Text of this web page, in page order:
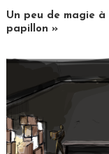
Un peu de magie à
papillon »
Comédie
Michel
L'Effet
Papillon,
Mentaliste
,